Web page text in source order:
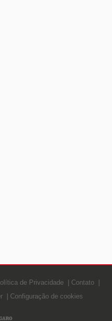
de Privacidade
Contato
Configuração de cookies